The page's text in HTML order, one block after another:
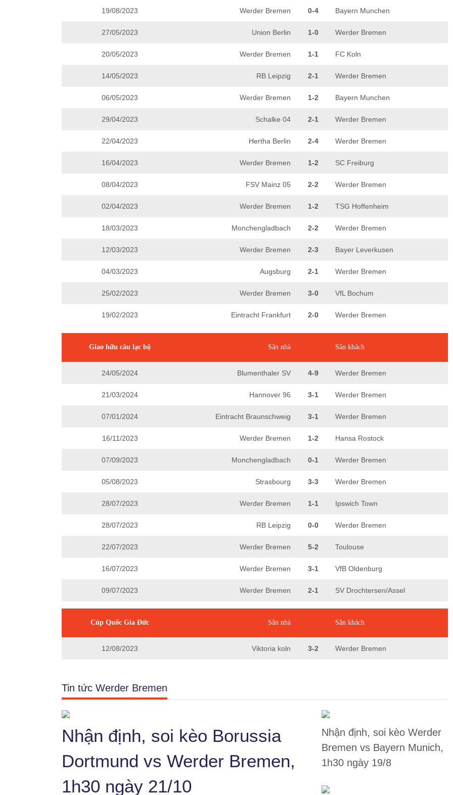
19/08/2023 Werder Bremen 0-4 Bayern Munchen
27/05/2023 Union Berlin 1-0 Werder Bremen
20/05/2023 Werder Bremen 1-1 FC Koln
14/05/2023 RB Leipzig 2-1 Werder Bremen
06/05/2023 Werder Bremen 1-2 Bayern Munchen
29/04/2023 Schalke 04 2-1 Werder Bremen
22/04/2023 Hertha Berlin 2-4 Werder Bremen
16/04/2023 Werder Bremen 1-2 SC Freiburg
08/04/2023 FSV Mainz 05 2-2 Werder Bremen
02/04/2023 Werder Bremen 1-2 TSG Hoffenheim
18/03/2023 Monchengladbach 2-2 Werder Bremen
12/03/2023 Werder Bremen 2-3 Bayer Leverkusen
04/03/2023 Augsburg 2-1 Werder Bremen
25/02/2023 Werder Bremen 3-0 VfL Bochum
19/02/2023 Eintracht Frankfurt 2-0 Werder Bremen
Giao hữu câu lạc bộ Sân nhà Sân khách
24/05/2024 Blumenthaler SV 4-9 Werder Bremen
21/03/2024 Hannover 96 3-1 Werder Bremen
07/01/2024 Eintracht Braunschweig 3-1 Werder Bremen
16/11/2023 Werder Bremen 1-2 Hansa Rostock
07/09/2023 Monchengladbach 0-1 Werder Bremen
05/08/2023 Strasbourg 3-3 Werder Bremen
28/07/2023 Werder Bremen 1-1 Ipswich Town
28/07/2023 RB Leipzig 0-0 Werder Bremen
22/07/2023 Werder Bremen 5-2 Toulouse
16/07/2023 Werder Bremen 3-1 VfB Oldenburg
09/07/2023 Werder Bremen 2-1 SV Drochtersen/Assel
Cúp Quốc Gia Đức Sân nhà Sân khách
12/08/2023 Viktoria koln 3-2 Werder Bremen
Tin tức Werder Bremen
Nhận định, soi kèo Borussia
Dortmund vs Werder Bremen,
1h30 ngày 21/10
Nhận định, soi kèo Werder
Bremen vs Bayern Munich,
1h30 ngày 19/8